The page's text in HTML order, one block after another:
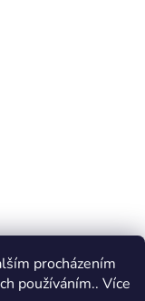
procházením
používáním.. Více